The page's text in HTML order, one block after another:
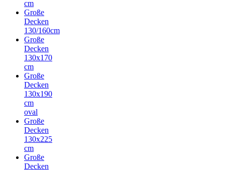
cm
Große
Decken
130/160cm
Große
Decken
130x170
cm
Große
Decken
130x190
cm
oval
Große
Decken
130x225
cm
Große
Decken